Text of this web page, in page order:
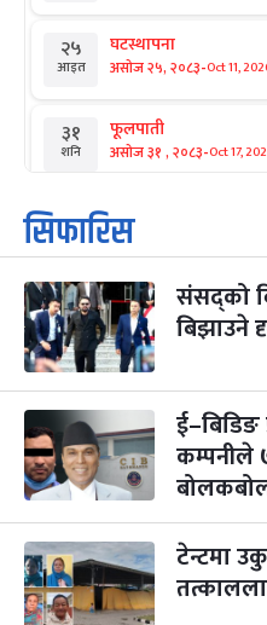
२५
आइत
घटस्थापना
असोज २५, २०८३-Oct 11,
३१
शनि
फूलपाती
असोज ३१ , २०८३-Oct 17,
१
आइत
कार्तिक सङ्क्रान्ति
कार्तिक १, २०८३
३
मंगल
महानवमी
कार्तिक ३, २०८३-Oct 20,
४
बुध कार्तिक ४, २०८३ -Oct 21, 2026
५
बिहि
पापा‌ङ्कुशा एकादशी व्रत
कार्तिक ५, २०८३-Oct 22,
२२
आइत
कुकुर तिहार
कार्तिक २२, २०८३-Nov 8,
सिफारिस
संसद्को
बिझाउने
कम्पनीले
टेन्टमा